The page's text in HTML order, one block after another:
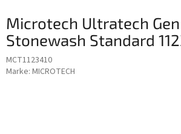
Microtech Ultratech
Stonewash Standard
MCT1123410
Marke: MICROTECH